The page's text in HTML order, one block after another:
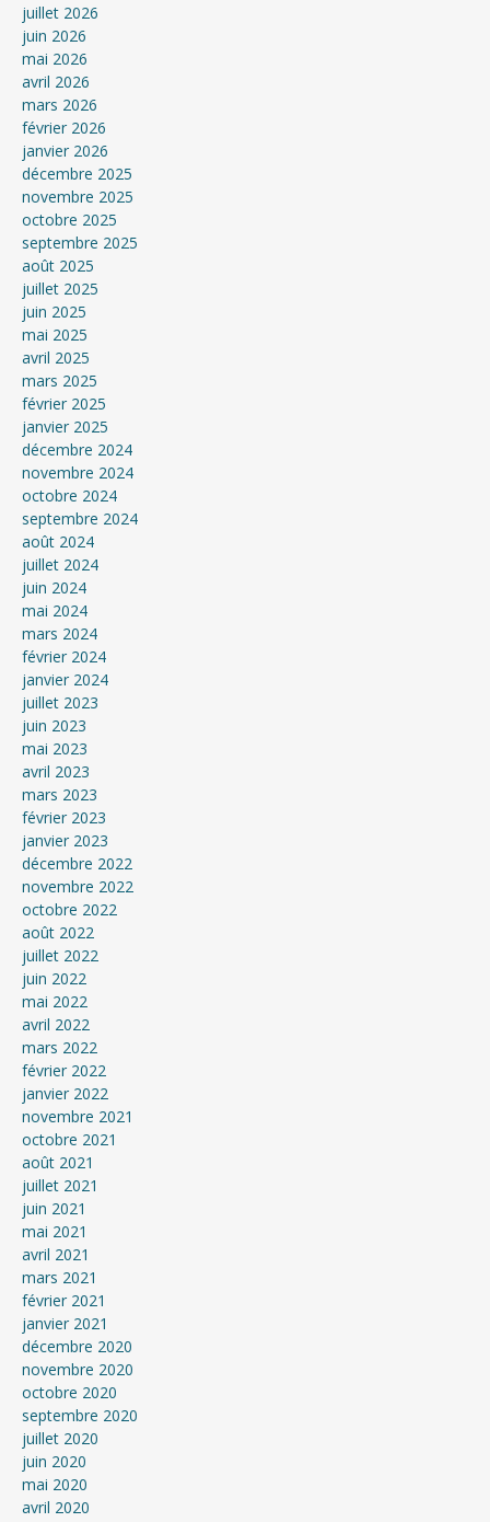
juillet 2026
juin 2026
mai 2026
avril 2026
mars 2026
février 2026
janvier 2026
décembre 2025
novembre 2025
octobre 2025
septembre 2025
août 2025
juillet 2025
juin 2025
mai 2025
avril 2025
mars 2025
février 2025
janvier 2025
décembre 2024
novembre 2024
octobre 2024
septembre 2024
août 2024
juillet 2024
juin 2024
mai 2024
mars 2024
février 2024
janvier 2024
juillet 2023
juin 2023
mai 2023
avril 2023
mars 2023
février 2023
janvier 2023
décembre 2022
novembre 2022
octobre 2022
août 2022
juillet 2022
juin 2022
mai 2022
avril 2022
mars 2022
février 2022
janvier 2022
novembre 2021
octobre 2021
août 2021
juillet 2021
juin 2021
mai 2021
avril 2021
mars 2021
février 2021
janvier 2021
décembre 2020
novembre 2020
octobre 2020
septembre 2020
juillet 2020
juin 2020
mai 2020
avril 2020